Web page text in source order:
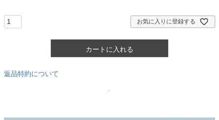
お気に入りに登録する
カートに入れる
返品特約について